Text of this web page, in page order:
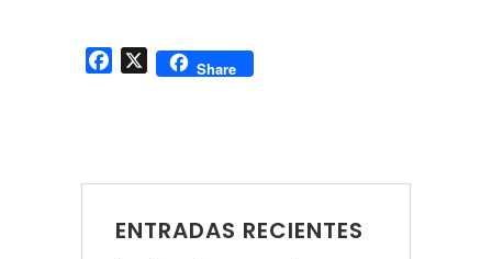
Facebook
X Share
ENTRADAS RECIENTES